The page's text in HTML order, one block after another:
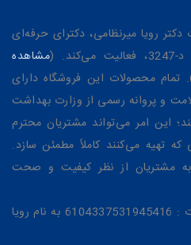
دکتر رویا میرنظامی، دکترای حرفه‌ای
(
مشاهده
تمام محصولات این فروشگاه دارای
و پروانه رسمی از وزارت بهداشت
این امر می‌تواند مشتریان محترم
تهیه می‌کنند کاملاً مطمئن سازد.
مشتریان از نظر کیفیت و صحت
شماره کارت جهت خرید محصولات : 6104337531945416 به نام رویا